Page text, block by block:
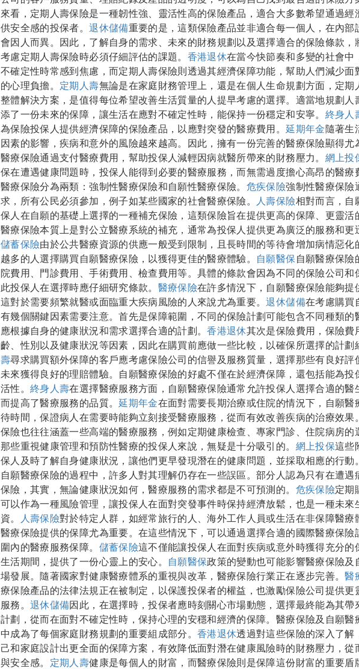
來看，定期人壽保險是一種韌性強、靈活性高的保險產品，適合大多數希望通過經
供安全感的投保者。退休儲備重要的是，這類保險產品並非適合每一個人，在內部
會因人而異。因此，了解自身的需求、未來的財務規劃以及選擇適合的保險條款，
考慮定期人壽保險時必須仔細評估的課題。 香港退休在當今快節奏和多變的社會中
不確定性時常感到焦慮，而定期人壽保險則透過其經濟保障功能，幫助人們減少面
的心理負擔。 定期人壽無論是在家庭財務管理上，還是在個人生命規劃方面，定期
整體解決方案，是值得每位希望改善生活質量的人提早考慮的選擇。適當地規劃人
添了一份未來的保障，讓生活在應對不確定性時，能保持一份穩定和安寧。 終身人
為保險投保人提供經濟保障的保險產品，以應對突發的醫療費用。延期年金隨著生
因素的影響，疾病和意外的風險越來越高。因此，擁有一份完善的醫療保險顯得尤
醫療保險通過支付醫療費用，幫助投保人減輕因病就醫所帶來的財務壓力。 網上投
保在遭遇健康問題時，投保人能得到必要的醫療服務，而無需過度擔心高昂的醫療
醫療保險分為兩類：強制性醫療保險和自願性醫療保險。 危疾保險強制性醫療保險
求，所有公民必須參加，例子如某些國家的社會醫療保險。
人壽保險相對而言，自
保人在自願的基礎上選擇的一種補充保險，這類保險旨在提供更高的保障、更靈活
醫療保險本質上是對公立醫療系統的補充，通常為投保人提供更為廣泛的服務和更
儲蓄保險由於公共醫療資源的供應一般受到限制，且長時間的等待會增加病情惡化
越多的人選擇購買自願醫療保險，以獲得更佳的醫療體驗。 自願醫保 自願醫療保險
院費用、門診費用、手術費用、檢查費用等。具體的條款會因為不同的保險公司和
此投保人在選擇時應仔細研究條款。 醫療保險在許多情況下，自願醫療保險能夠提
這對於需要頻繁就醫或面臨重大疾病風險的人來說尤為重要。退休儲備在考慮購買
有幾個關鍵因素需要注意。首先是保障範圍，不同的保險計劃可能包含不同種類的
應根據自身的健康狀況和需求選擇合適的計劃。香港退休其次是保險費用，保險費
齡、性別以及健康狀況等因素，因此在購買前應做一些比較，以確保所選擇的計劃
壽尋求購買額外保障的客戶應考慮保險公司的信譽及服務質量，選擇那些有良好評
未來獲得良好的理賠體驗。自願醫療保險的好處不僅在於經濟保障，還包括能為投
活性。終身人壽在選擇醫療服務方面，自願醫療保險通常允許投保人選擇合適的醫
而提高了醫療服務的品質。延期年金在面對需要長期治療或住院的情況下，自願醫
待時間，保證病人在需要時能夠立刻接受醫療服務，從而有效改善疾病的治療效果
保險也往往涵蓋一些高端的醫療服務，例如定期健康檢查、專家門診、住院病房的
那些重視健康管理和預防性醫療的投保人來說，無疑是十分吸引的。 網上投保這些
保人及時了解自身健康狀況，讓他們更早發現潛在的健康問題，並採取相應的行動。
自願醫療保險的過程中，許多人對其理解仍存在一些誤區。部分人認為只有在遭遇
保險，其實，無論健康狀況如何，醫療服務的需求都是不可預測的。 危疾保險定期
可以作為一種風險管理，讓投保人在面對突發事件時保持經濟放鬆，也是一種未來
資。
人壽保險對於特定人群，如經常旅行的人、海外工作人員或生活在非保障醫療
醫療保險提供的保障尤為重要。在這些情況下，可以通過選擇合適的國際醫療保險
圍內的醫療服務保障。 儲蓄保險這不僅能讓投保人在面對疾病或意外時獲得充分的
生活期間，提供了一份心靈上的安心。
自願醫保政策的變動也可能影響醫療保險及
場發展。隨著國家對健康醫療體系的重視與改革，醫療保險行業正在逐步完善。醫
療保險產品的法律法規正在被制定，以保護投保者的權益，也激勵保險公司提供更
服務。退休儲備因此，在選擇時，投保者應時刻關心市場動態，選擇最終能為其帶
計劃，從而在面對不確定性時，保持心理的安穩和經濟的保障。醫療保險及自願醫
中成為了每個家庭財務規劃的重要組成部分。香港退休透過對這些保險的深入了解
己和家庭設計出更全面的保障方案，有效降低面對潛在健康風險時的財務壓力，從
與安全感。 定期人壽健康是每個人的財富，而醫療保險則是保障這份財富的重要盾